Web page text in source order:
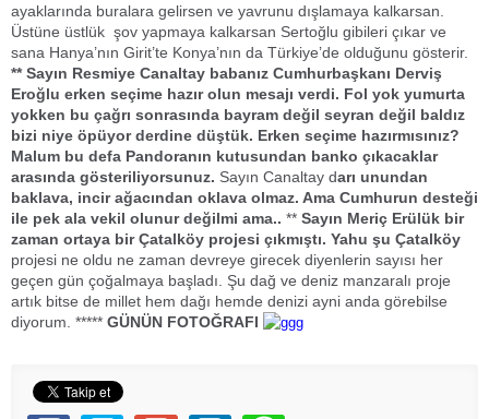
ayaklarında buralara gelirsen ve yavrunu dışlamaya kalkarsan.
Üstüne üstlük şov yapmaya kalkarsan Sertoğlu gibileri çıkar ve
sana Hanya’nın Girit’te Konya’nın da Türkiye’de olduğunu gösterir.
** Sayın Resmiye Canaltay babanız Cumhurbaşkanı Derviş
Eroğlu erken seçime hazır olun mesajı verdi. Fol yok yumurta
yokken bu çağrı sonrasında bayram değil seyran değil baldız
bizi niye öpüyor derdine düştük. Erken seçime hazırmısınız?
Malum bu defa Pandoranın kutusundan banko çıkacaklar
arasında gösteriliyorsunuz. Sayın Canaltay darı unundan
baklava, incir ağacından oklava olmaz. Ama Cumhurun desteği
ile pek ala vekil olunur değilmi ama.. ** Sayın Meriç Erülük bir
zaman ortaya bir Çatalköy projesi çıkmıştı. Yahu şu Çatalköy
projesi ne oldu ne zaman devreye girecek diyenlerin sayısı her
geçen gün çoğalmaya başladı. Şu dağ ve deniz manzaralı proje
artık bitse de millet hem dağı hemde denizi ayni anda görebilse
diyorum. ***** GÜNÜN FOTOĞRAFI